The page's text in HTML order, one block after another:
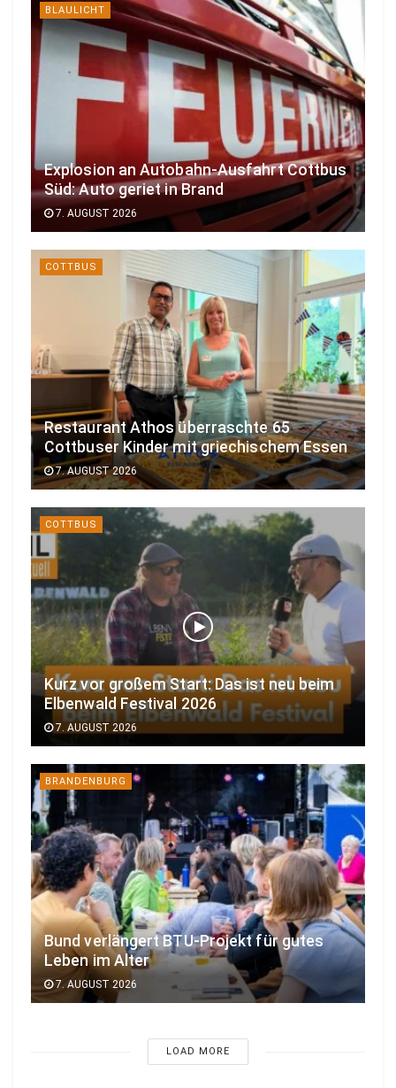
BLAULICHT
Explosion an Autobahn-Ausfahrt Cottbus
Süd: Auto geriet in Brand
7. AUGUST 2026
COTTBUS
Restaurant Athos überraschte 65
Cottbuser Kinder mit griechischem Essen
7. AUGUST 2026
COTTBUS
Kurz vor großem Start: Das ist neu beim
Elbenwald Festival 2026
7. AUGUST 2026
BRANDENBURG
Bund verlängert BTU-Projekt für gutes
Leben im Alter
7. AUGUST 2026
LOAD MORE